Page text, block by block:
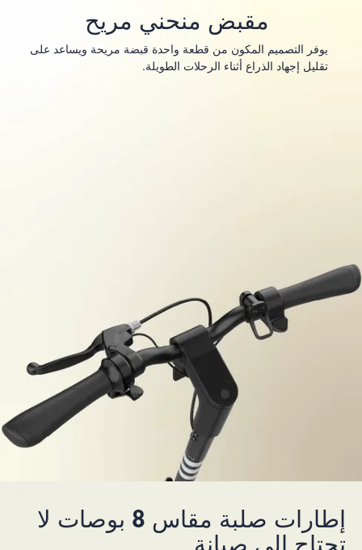
مقبض منحني مريح
يوفر التصميم المكون من قطعة واحدة قبضة مريحة ويساعد على
تقليل إجهاد الذراع أثناء الرحلات الطويلة.
إطارات صلبة مقاس 8 بوصات لا
تحتاج إلى صيانة